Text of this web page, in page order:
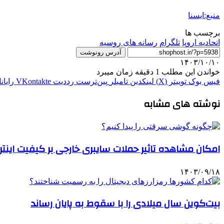
منبع:ایسنا
برچسب ها
اتحاديه اروپا تلگرام رسانه های روسیه
آدرس رونوشت
۱۴۰۳/۱۰/۱۰
خواندن این مطلب 1 دقیقه زمان میبرد
فیس بوک توییتر (X) لینکدین ‫تامبلر ‫پین‌ترست ‫رددیت ‫VKontakte
نوشته های مشابه
امکان مشاهده تاثیر حملات سایبری خارجی بر کیفیت
۱۴۰۳/۰۹/۱۸
بیت‌کوین سال میلادی را با سقوط به پایان رساند